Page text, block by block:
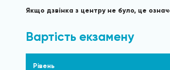
Якщо дзвінка з центру не було, це
Вартість екзамену
Рівень